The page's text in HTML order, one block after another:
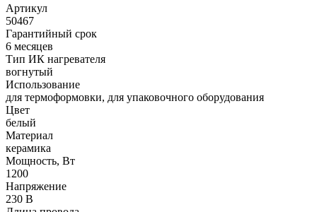
Артикул
50467
Гарантийный срок
6 месяцев
Тип ИК нагревателя
вогнутый
Использование
для термоформовки, для упаковочного оборудования
Цвет
белый
Материал
керамика
Мощность, Вт
1200
Напряжение
230 В